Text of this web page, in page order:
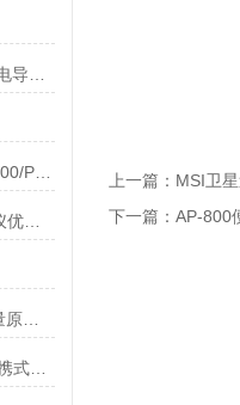
上一篇： MSI卫
下一篇： AP-800